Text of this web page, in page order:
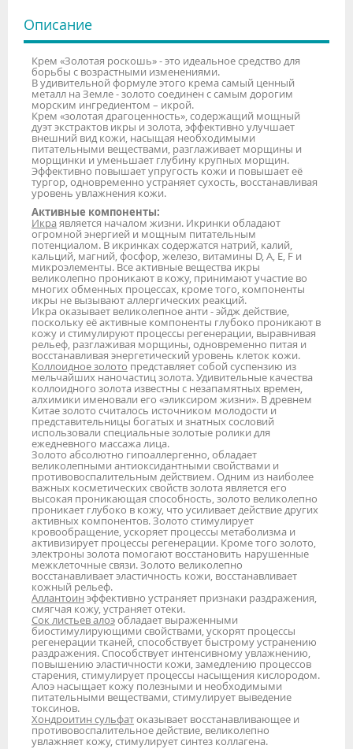
Описание
Крем «Золотая роскошь» - это идеальное средство для
борьбы c возрастными изменениями.
В удивительной формуле этого крема самый ценный
металл на Земле - золото соединен с самым дорогим
морским ингредиентом – икрой.
Крем «золотая драгоценность», содержащий мощный
дуэт экстрактов икры и золота, эффективно улучшает
внешний вид кожи, насыщая необходимыми
питательными веществами, разглаживает морщины и
морщинки и уменьшает глубину крупных морщин.
Эффективно повышает упругость кожи и повышает её
тургор, одновременно устраняет сухость, восстанавливая
уровень увлажнения кожи.
Активные компоненты:
Икра является началом жизни. Икринки обладают
огромной энергией и мощным питательным
потенциалом. В икринках содержатся натрий, калий,
кальций, магний, фосфор, железо, витамины D, A, E, F и
микроэлементы. Все активные вещества икры
великолепно проникают в кожу, принимают участие во
многих обменных процессах, кроме того, компоненты
икры не вызывают аллергических реакций.
Икра оказывает великолепное анти - эйдж действие,
поскольку её активные компоненты глубоко проникают в
кожу и стимулируют процессы регенерации, выравнивая
рельеф, разглаживая морщины, одновременно питая и
восстанавливая энергетический уровень клеток кожи.
Коллоидное золотопредставляет собой суспензию из
мельчайших наночастиц золота. Удивительные качества
коллоидного золота известны с незапамятных времен,
алхимики именовали его «эликсиром жизни». В древнем
Китае золото считалось источником молодости и
представительницы богатых и знатных сословий
использовали специальные золотые ролики для
ежедневного массажа лица.
Золото абсолютно гипоаллергенно, обладает
великолепными антиоксидантными свойствами и
противовоспалительным действием. Одним из наиболее
важных косметических свойств золота является его
высокая проникающая способность, золото великолепно
проникает глубоко в кожу, что усиливает действие других
активных компонентов. Золото стимулирует
кровообращение, ускоряет процессы метаболизма и
активизирует процессы регенерации. Кроме того золото,
электроны золота помогают восстановить нарушенные
межклеточные связи. Золото великолепно
восстанавливает эластичность кожи, восстанавливает
кожный рельеф.
Аллантоин эффективно устраняет признаки раздражения,
смягчая кожу, устраняет отеки.
Сок листьев алоэобладает выраженными
биостимулирующими свойствами, ускорят процессы
регенерации тканей, способствует быстрому устранению
раздражения. Способствует интенсивному увлажнению,
повышению эластичности кожи, замедлению процессов
старения, стимулирует процессы насыщения кислородом.
Алоэ насыщает кожу полезными и необходимыми
питательными веществами, стимулирует выведение
токсинов.
Хондроитин сульфатоказывает восстанавливающее и
противовоспалительное действие, великолепно
увлажняет кожу, стимулирует синтез коллагена.